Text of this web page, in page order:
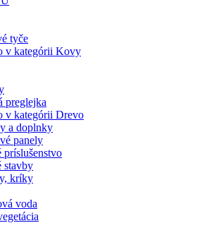
tyče
v kategórii Kovy
preglejka
v kategórii Drevo
a doplnky
panely
príslušenstvo
stavby
kríky
voda